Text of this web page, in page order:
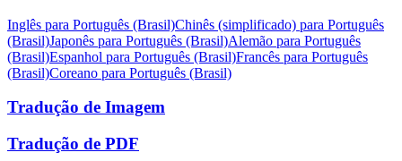
Inglês para Português (Brasil)Chinês (simplificado) para Português
(Brasil)Japonês para Português (Brasil)Alemão para Português
(Brasil)Espanhol para Português (Brasil)Francês para Português
(Brasil)Coreano para Português (Brasil)
Tradução de Imagem
Tradução de PDF